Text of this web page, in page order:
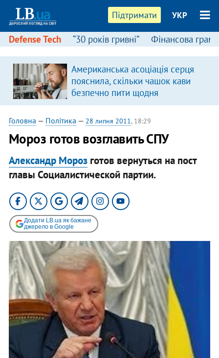
Підтримати УКР
Defense Tech “30 років гривні” Фінансова
Американська асоціація серця
пояснила, скільки чашок кави
безпечно пити щодня
Головна — Політика — 28 липня 2011, 18:29
Мороз готов возглавить СПУ
Александр Морозготов вернуться на пост
главы Социалистической партии.
Додати LB.ua як бажане
джерело в Google